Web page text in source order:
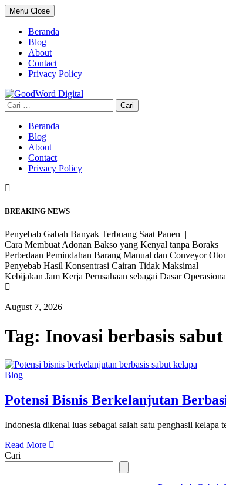
Skip
to
content
Menu Close
Beranda
Blog
About
Contact
Privacy Policy
Cari
untuk:
Beranda
Blog
About
Contact
Privacy Policy
BREAKING NEWS
Penyebab Gabah Banyak Terbuang Saat Panen |
Cara Membuat Adonan Bakso yang Kenyal tanpa Boraks |
Perbedaan Pemindahan Barang Manual dan Conveyor
Penyebab Hasil Konsentrasi Cairan Tidak Maksimal |
Kebijakan Jam Kerja Perusahaan sebagai Dasar
August 7, 2026
Tag: Inovasi berbasis
Blog
Potensi Bisnis Berkelanjutan
Indonesia dikenal luas sebagai salah satu penghasil
Read More
Cari